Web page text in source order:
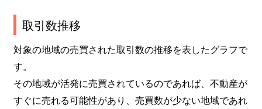
取引数推移
対象の地域の売買された取引数の推移を表したグラフで
す。
その地域が活発に売買されているのであれば、不動産が
すぐに売れる可能性があり、売買数が少ない地域であれ